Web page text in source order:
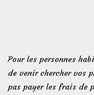
Pour les personnes
de venir chercher vos
pas payer les frais de